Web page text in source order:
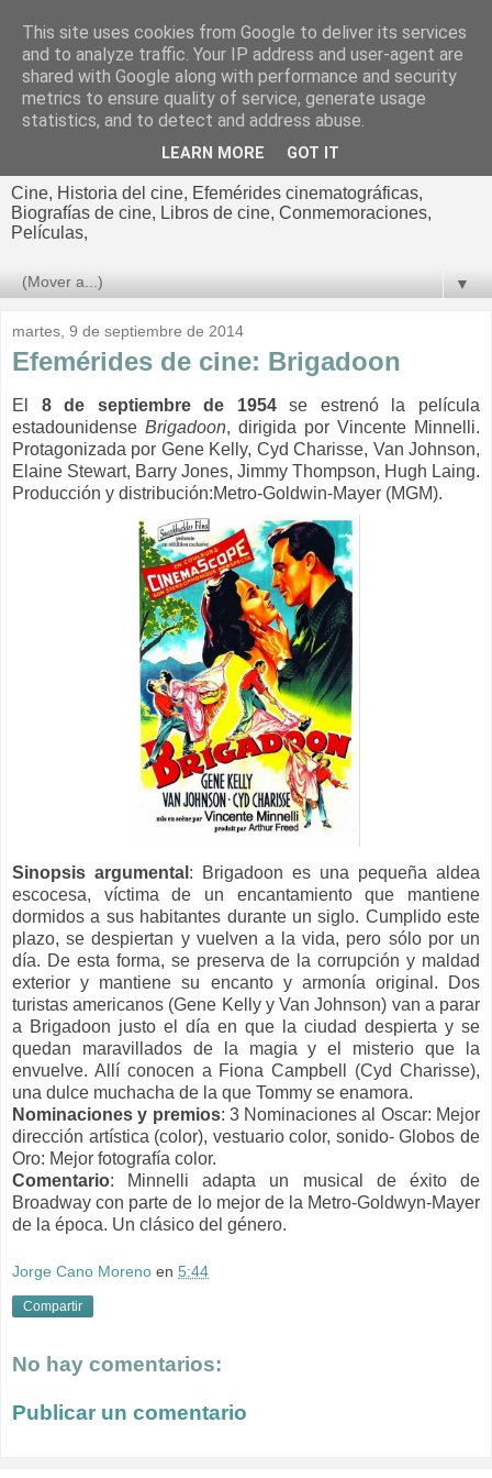
El cultural
cinematográfico de Jorge
Cine, Historia del cine, Efemérides cinematográficas,
Biografías de cine, Libros de cine, Conmemoraciones,
Películas,
▼
martes, 9 de septiembre de 2014
Efemérides de cine: Brigadoon
El 8 de septiembre de 1954se estrenó la película
estadounidense Brigadoon, dirigida por Vincente Minnelli.
Protagonizada por Gene Kelly, Cyd Charisse, Van Johnson,
Elaine Stewart, Barry Jones, Jimmy Thompson, Hugh Laing.
Producción y distribución:Metro-Goldwin-Mayer (MGM).
Sinopsis argumental :
Brigadoon es una pequeña aldea
escocesa, víctima de un encantamiento que mantiene
dormidos a sus habitantes durante un siglo. Cumplido este
plazo, se despiertan y vuelven a la vida, pero sólo por un
día. De esta forma, se preserva de la corrupción y maldad
exterior y mantiene su encanto y armonía original. Dos
turistas americanos (Gene Kelly y Van Johnson) van a parar
a Brigadoon justo el día en que la ciudad despierta y se
quedan maravillados de la magia y el misterio que la
envuelve. Allí conocen a Fiona Campbell (Cyd Charisse),
una dulce muchacha de la que Tommy se enamora.
Nominaciones y premios: 3 Nominaciones al Oscar: Mejor
dirección artística (color), vestuario color, sonido-Globos de
Oro: Mejor fotografía color.
Comentario:
Minnelli adapta un musical de éxito de
Broadway con parte de lo mejor de la Metro-Goldwyn-Mayer
de la época. Un clásico del género.
Jorge Cano Moreno en 5:44
Compartir
No hay comentarios:
Publicar un comentario
This site uses cookies from Google to deliver its services
and to analyze traffic. Your IP address and user-agent are
shared with Google along with performance and security
metrics to ensure quality of service, generate usage
statistics, and to detect and address abuse.
LEARN MORE GOT IT